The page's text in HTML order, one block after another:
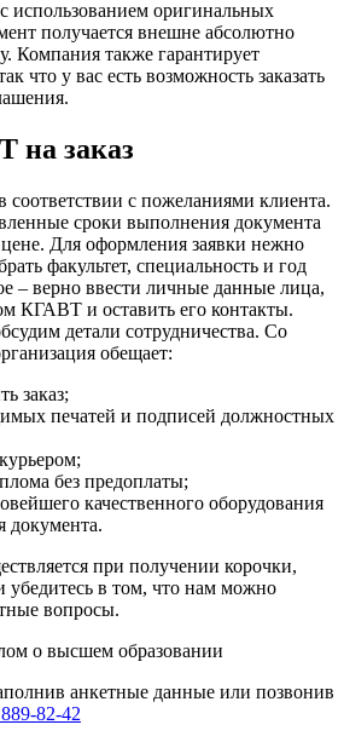
использованием оригинальных
получается внешне абсолютно
Компания также гарантирует
что у вас есть возможность заказать
на заказ
соответствии с пожеланиями клиента.
сроки выполнения документа
Для оформления заявки нежно
факультет, специальность и год
– верно ввести личные данные лица,
КГАВТ и оставить его контакты.
детали сотрудничества. Со
обещает:
заказ;
печатей и подписей должностных
без предоплаты;
качественного оборудования
документа.
при получении корочки,
убедитесь в том, что нам можно
вопросы.
о высшем образовании
анкетные данные или позвонив
82-42